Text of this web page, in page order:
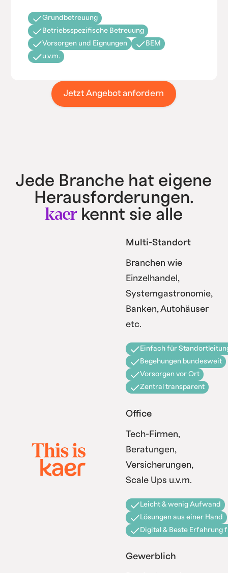
Grundbetreuung
Betriebsspezifische Betreuung
Vorsorgen und Eignungen
BEM
u.v.m.
Jetzt Angebot anfordern
Jede Branche hat eigene
Herausforderungen.
kaerkennt sie alle
Multi-Standort
Branchen wie
Einzelhandel,
Systemgastronomie,
Banken, Autohäuser
etc.
Einfach für
Begehungen bundesweit
Vorsorgen vor Ort
Zentral transparent
Office
Tech-Firmen,
Beratungen,
Versicherungen,
Scale Ups u.v.m.
Leicht & wenig Aufwand
Lösungen aus einer Hand
Digital & Beste Erfahrung
Gewerblich